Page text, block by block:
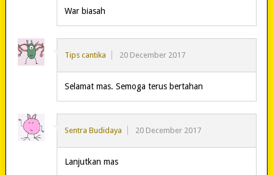
War biasah
Tips cantika 20 December 2017
Selamat mas. Semoga terus bertahan
Sentra Budidaya 20 December 2017
Lanjutkan mas